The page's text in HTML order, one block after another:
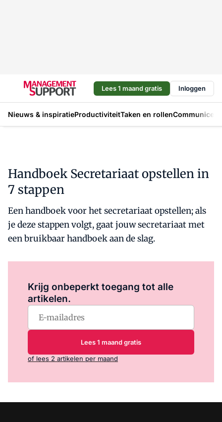
Lees 1 maand gratis Inloggen
Nieuws & inspiratieProductiviteitTaken en rollen
Handboek Secretariaat opstellen in
7 stappen
Een handboek voor het secretariaat opstellen; als
je deze stappen volgt, gaat jouw secretariaat met
een bruikbaar handboek aan de slag.
Krijg onbeperkt toegang tot alle
artikelen.
Lees 1 maand gratis
of lees 2 artikelen per maand